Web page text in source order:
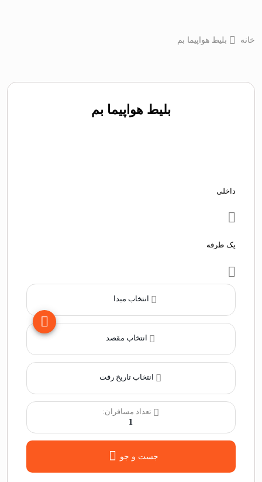
خانه بلیط هواپیما بم
بلیط هواپیما بم
داخلی
یک طرفه
انتخاب مبدا
انتخاب مقصد
تعداد مسافران:
1
جست و جو